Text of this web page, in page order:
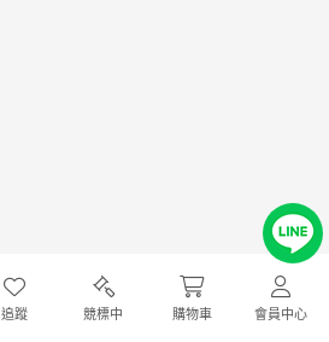
追蹤 競標中 購物車 會員中心